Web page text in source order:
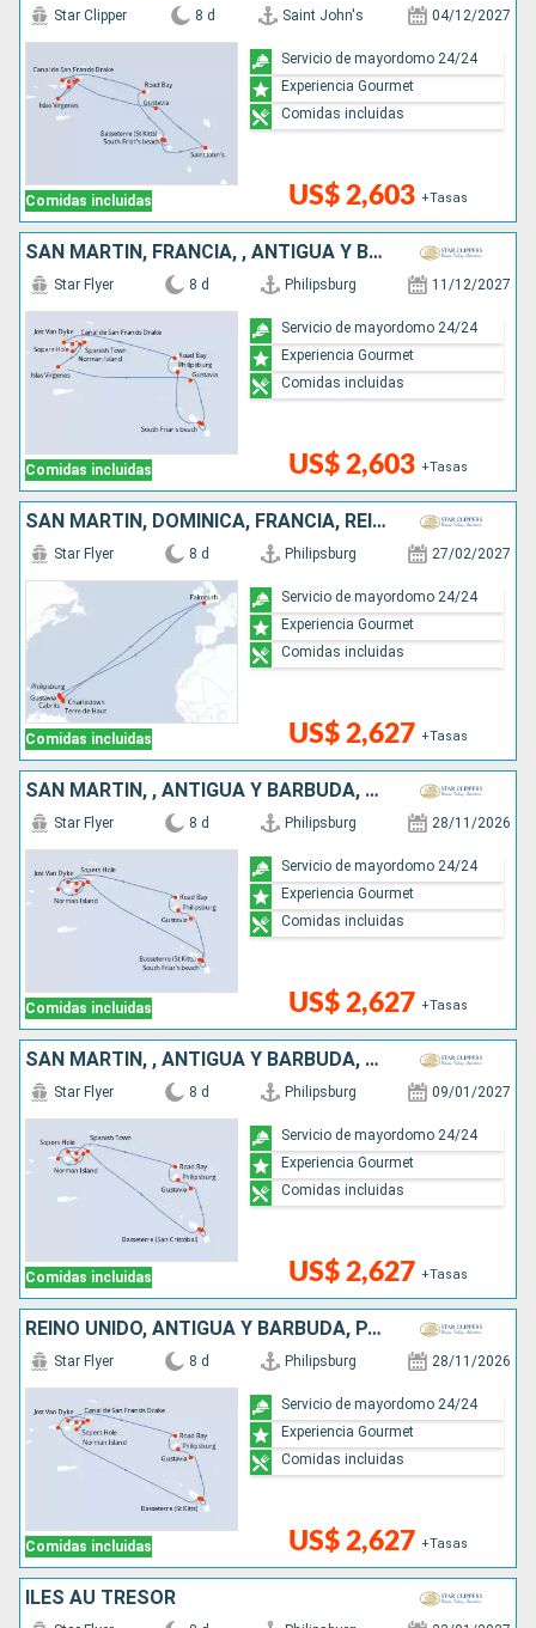
Comidas incluidas
Star Clipper 8 d Saint John's 04/12/2027
US$ 2,603 +Tasas
Servicio de mayordomo 24/24
Experiencia Gourmet
Comidas incluidas
SAN MARTÍN, FRANCIA, , ANTIGUA Y BARBUDA
Comidas incluidas
Star Flyer 8 d Philipsburg 11/12/2027
US$ 2,603 +Tasas
Servicio de mayordomo 24/24
Experiencia Gourmet
Comidas incluidas
SAN MARTÍN, DOMINICA, FRANCIA, REINO UNIDO
Comidas incluidas
Star Flyer 8 d Philipsburg 27/02/2027
US$ 2,627 +Tasas
Servicio de mayordomo 24/24
Experiencia Gourmet
Comidas incluidas
SAN MARTÍN, , ANTIGUA Y BARBUDA, FRANCIA
Comidas incluidas
Star Flyer 8 d Philipsburg 28/11/2026
US$ 2,627 +Tasas
Servicio de mayordomo 24/24
Experiencia Gourmet
Comidas incluidas
SAN MARTÍN, , ANTIGUA Y BARBUDA, FRANCIA
Comidas incluidas
Star Flyer 8 d Philipsburg 09/01/2027
US$ 2,627 +Tasas
Servicio de mayordomo 24/24
Experiencia Gourmet
Comidas incluidas
REINO UNIDO, ANTIGUA Y BARBUDA, PAISES BAJOS
Comidas incluidas
Star Flyer 8 d Philipsburg 28/11/2026
US$ 2,627 +Tasas
Servicio de mayordomo 24/24
Experiencia Gourmet
Comidas incluidas
ÎLES AU TRÉSOR